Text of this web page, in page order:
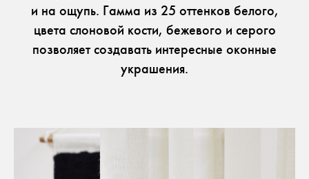
ПОЛЕЗНАЯ ИНФОРМАЦИЯ
Брошюры
и на ощупь. Гамма из 25 оттенков белого,
цвета слоновой кости, бежевого и серого
позволяет создавать интересные оконные
украшения.